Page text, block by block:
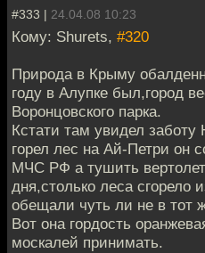
#333 | 24.04.08 10:23
Кому: Shurets, #320
Природа в Крыму
году в Алупке был,город
Воронцовского парка.
Кстати там увидел
горел лес на Ай-Петри он
МЧС РФ а тушить
дня,столько леса сгорело
обещали чуть ли не в тот
Вот она гордость
москалей принимать.